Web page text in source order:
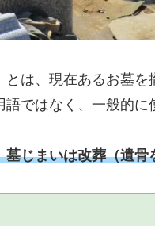
とは、現在あるお墓
語ではなく、一般的に
墓じまいは改葬（遺